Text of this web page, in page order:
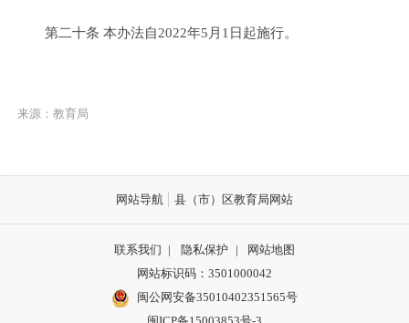
第二十条 本办法自2022年5月1日起施行。
来源：教育局
网站导航 县（市）区教育局网站
联系我们 | 隐私保护 |
网站地图
网站标识码：3501000042
闽公网安备35010402351565号